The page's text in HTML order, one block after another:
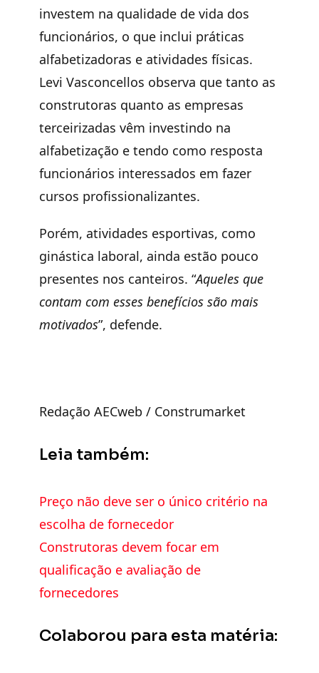
investem na qualidade de vida dos
funcionários, o que inclui práticas
alfabetizadoras e atividades físicas.
Levi Vasconcellos observa que tanto as
construtoras quanto as empresas
terceirizadas vêm investindo na
alfabetização e tendo como resposta
funcionários interessados em fazer
cursos profissionalizantes.
Porém, atividades esportivas, como
ginástica laboral, ainda estão pouco
presentes nos canteiros. “Aqueles que
contam com esses benefícios são mais
motivados”, defende.
Redação AECweb / Construmarket
Leia também:
Preço não deve ser o único critério na
escolha de fornecedor
Construtoras devem focar em
qualificação e avaliação de
fornecedores
Colaborou para esta matéria: